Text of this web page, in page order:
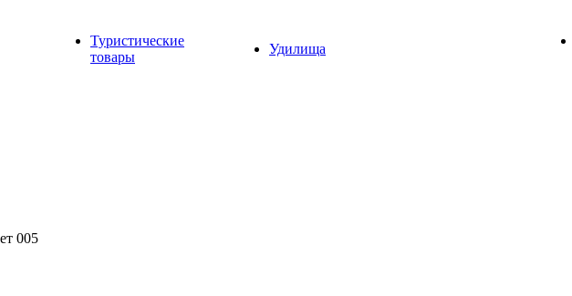
Туристические
товары
Удилища
005